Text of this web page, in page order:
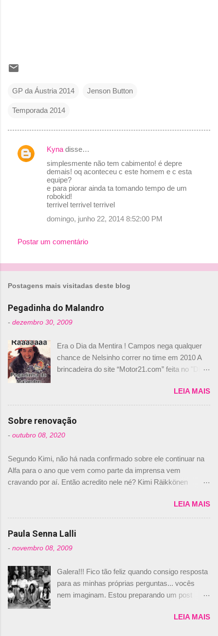
GP da Áustria 2014 Jenson Button
Temporada 2014
C
i
s
Kyna disse…
simplesmente não tem cabimento! é depre
demais! oq aconteceu c este homem e c esta
equipe?
e para piorar ainda ta tomando tempo de um
robokid!
terrivel terrivel terrivel
domingo, junho 22, 2014 8:52:00 PM
Postar um comentário
Postagens mais visitadas deste blog
Pegadinha do Malandro
- dezembro 30, 2009
Era o Dia da Mentira ! Campos nega qualquer
chance de Nelsinho correr no time em 2010 A
brincadeira do site “Motor21.com” feita no "Día
de abril –, afirmando que Nelson Piquet havia
comprado 15% das ações da Campos, dando,
com isso, um lugar no time a Nelsinho Piquet,
foi esclarecida de uma vez por todas por
Daniele Audetto, diretor da escuderia. O
não será o companheiro de Bruno Senna em
2010. "Na verdade, nós recebemos uma oferta
de Piquet", admitiu Audetto. “Mas depois de ter
dois brasileiros”, explicou, dizendo ainda que
não tem nada contra o filho do tricampeão
Nelson Piquet. “Ele é um bom piloto, rápido e
experiente.” Audetto disse ainda que a suposta
não corresponde à realidade. “O suposto 15%
de investimento seria menor do que aquilo que
outros pilotos podem trazer: italianos, r...
LEIA MAIS
Sobre renovação
- outubro 08, 2020
Segundo Kimi, não há nada confirmado sobre ele continuar na
Alfa para o ano que vem como parte da imprensa vem
cravando por aí. Então acredito nele né? Kimi Räikkönen
truth but I’ve never had an option in my contract so that’s
should, pretty much, tell you that it’s not true." #Kimi7 #EifelGP
#AlfaRomeoRacing pic.twitter.com/77EDVn39Ia — Kimi
Romain falando sobre o fato do Iceman estar há tantos anos na
@RGrosjean ! #EifelGP 🇩🇪 #F1
pic.twitter.com/GSAu1LWnwW — Formula 1 (@F1) October 8,
2020 Beijinhos, Ludy
LEIA MAIS
Paula Senna Lalli
- novembro 08, 2009
Galera!!! Fico tão feliz quando consigo resposta
para as minhas próprias perguntas... vocês
nem imaginam. Estou preparando um post
nunca falei sobre ela, aqui no Octeto. No meio
LEIA MAIS